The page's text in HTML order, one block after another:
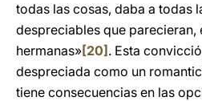
todas las cosas, daba a todas
despreciables que parecieran,
hermanas»[20] . Esta
despreciada como un
tiene consecuencias en las